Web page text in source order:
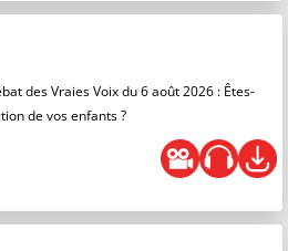
des Vraies Voix du 6 août 2026 : Êtes-
de vos enfants ?